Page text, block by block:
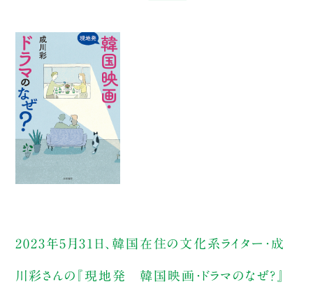
2023年5月31日、韓国在住の文化系ライター・成
川彩さんの『現地発 韓国映画・ドラマのなぜ？』